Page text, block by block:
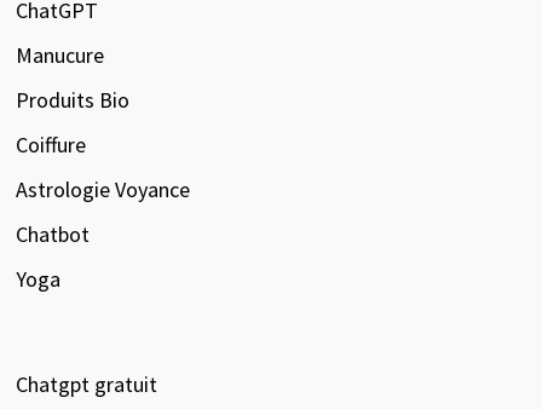
ChatGPT
Manucure
Produits Bio
Coiffure
Astrologie Voyance
Chatbot
Yoga
Chatgpt gratuit